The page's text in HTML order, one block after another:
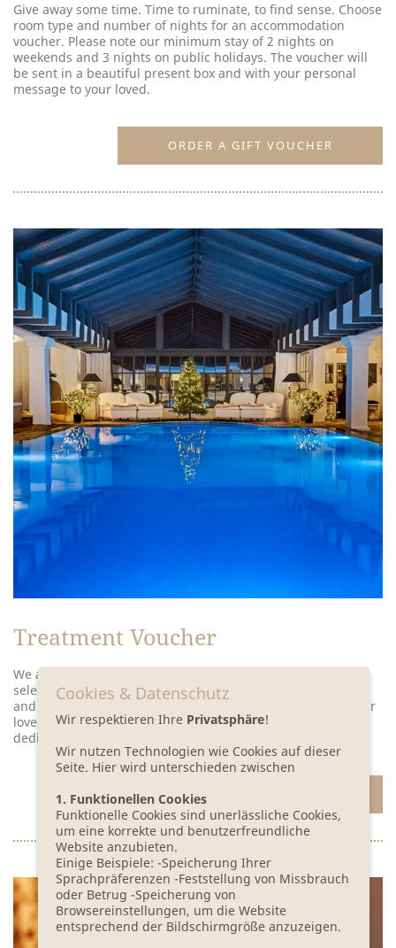
Give away some time. Time to ruminate, to find sense. Choose
room type and number of nights for an accommodation
voucher. Please note our minimum stay of 2 nights on
weekends and 3 nights on public holidays. The voucher will
be sent in a beautiful present box and with your personal
message to your loved.
ORDER A GIFT VOUCHER
Treatment Voucher
We are happy to issue vouchers for spa day passes or
selected spa treatments of your choice. Make your selection
and give it as a gift voucher. The voucher will be sent to your
loved ones in beautiful packaging with your personal
dedication.
ORDER A GIFT VOUCHER
Cookies & Datenschutz
Wir respektieren Ihre Privatsphäre!
Wir nutzen Technologien wie Cookies auf dieser
Seite. Hier wird unterschieden zwischen
1. Funktionellen Cookies
Funktionelle Cookies sind unerlässliche Cookies,
um eine korrekte und benutzerfreundliche
Website anzubieten.
Einige Beispiele: -Speicherung Ihrer
Sprachpräferenzen -Feststellung von Missbrauch
oder Betrug -Speicherung von
Browsereinstellungen, um die Website
entsprechend der Bildschirmgröße anzuzeigen.